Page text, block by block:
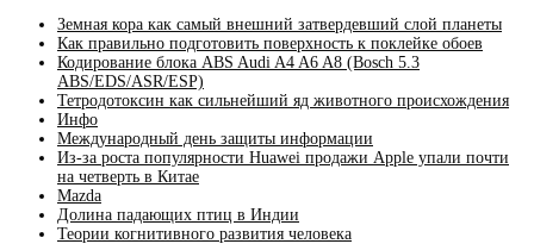
Земная кора как самый внешний затвердевший слой планеты
Как правильно подготовить поверхность к поклейке обоев
Кодирование блока ABS Audi A4 A6 A8 (Bosch 5.3
ABS/EDS/ASR/ESP)
Тетродотоксин как сильнейший яд животного происхождения
Инфо
Международный день защиты информации
Из-за роста популярности Huawei продажи Apple упали почти
на четверть в Китае
Mazda
Долина падающих птиц в Индии
Теории когнитивного развития человека